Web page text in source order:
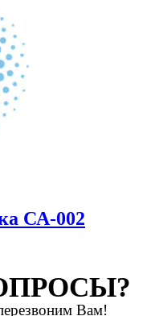
СА-002
Вам!